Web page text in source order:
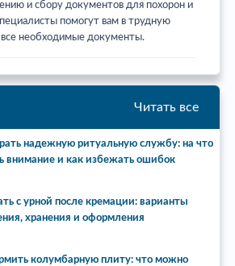
и сбору документов для похорон и
помогут вам в трудную
необходимые документы.
Читать все
надежную ритуальную службу: на что
внимание и как избежать ошибок
с урной после кремации: варианты
хранения и оформления
колумбарную плиту: что можно